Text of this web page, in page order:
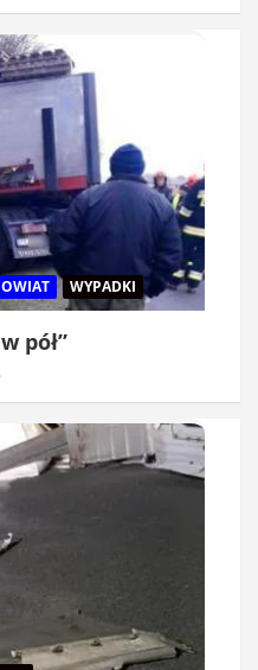
WYPADKI
pół”